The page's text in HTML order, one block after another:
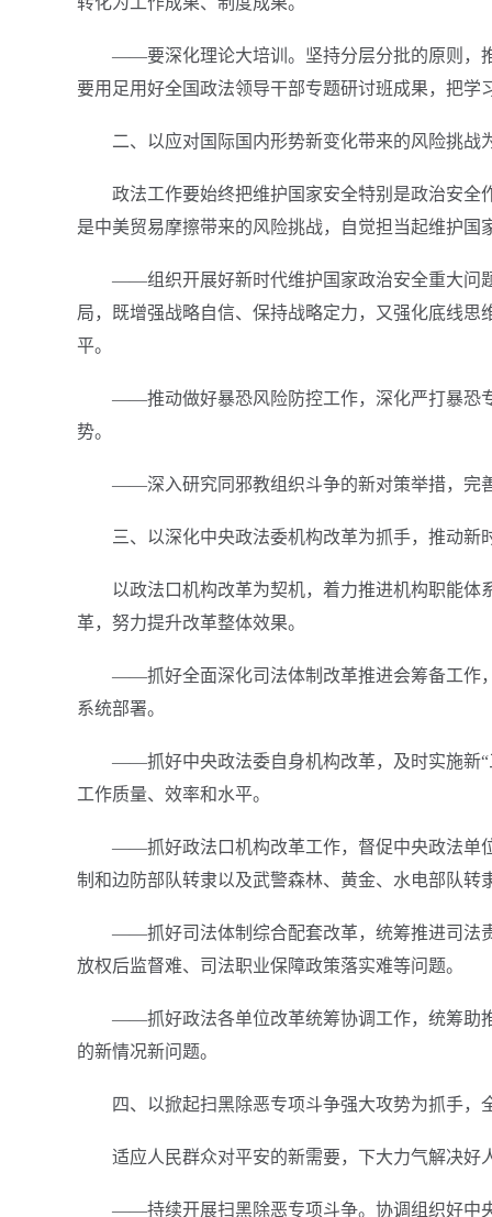
——要深化理论大培训。坚持分层分批的原则，
要用足用好全国政法领导干部专题研讨班成果，把
二、以应对国际国内形势新变化带来的风险挑
政法工作要始终把维护国家安全特别是政治安
是中美贸易摩擦带来的风险挑战，自觉担当起维护国
——组织开展好新时代维护国家政治安全重大问
局，既增强战略自信、保持战略定力，又强化底线
平。
——推动做好暴恐风险防控工作，深化严打暴恐
势。
——深入研究同邪教组织斗争的新对策举措，完
三、以深化中央政法委机构改革为抓手，推动新
以政法口机构改革为契机，着力推进机构职能
革，努力提升改革整体效果。
——抓好全面深化司法体制改革推进会筹备工作
系统部署。
——抓好中央政法委自身机构改革，及时实施新“
工作质量、效率和水平。
——抓好政法口机构改革工作，督促中央政法单
制和边防部队转隶以及武警森林、黄金、水电部队转
——抓好司法体制综合配套改革，统筹推进司法
放权后监督难、司法职业保障政策落实难等问题。
——抓好政法各单位改革统筹协调工作，统筹助
的新情况新问题。
四、以掀起扫黑除恶专项斗争强大攻势为抓手
适应人民群众对平安的新需要，下大力气解决
——持续开展扫黑除恶专项斗争。协调组织好中